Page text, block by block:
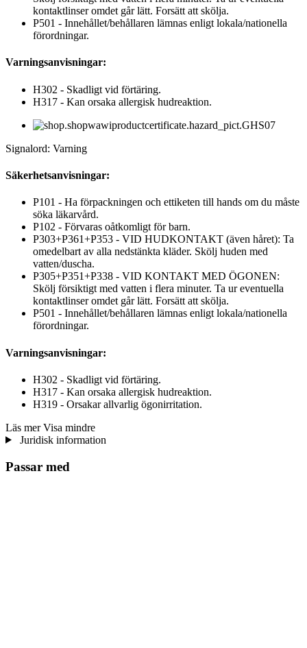
kontaktlinser omdet går lätt. Forsätt att skölja.
P501 - Innehållet/behållaren lämnas enligt lokala/nationella
förordningar.
Varningsanvisningar:
H302 - Skadligt vid förtäring.
H317 - Kan orsaka allergisk hudreaktion.
Signalord: Varning
Säkerhetsanvisningar:
P101 - Ha förpackningen och ettiketen till hands om du måste
söka läkarvård.
P102 - Förvaras oåtkomligt för barn.
P303+P361+P353 - VID HUDKONTAKT (även håret): Ta
omedelbart av alla nedstänkta kläder. Skölj huden med
vatten/duscha.
P305+P351+P338 - VID KONTAKT MED ÖGONEN:
Skölj försiktigt med vatten i flera minuter. Ta ur eventuella
kontaktlinser omdet går lätt. Forsätt att skölja.
P501 - Innehållet/behållaren lämnas enligt lokala/nationella
förordningar.
Varningsanvisningar:
H302 - Skadligt vid förtäring.
H317 - Kan orsaka allergisk hudreaktion.
H319 - Orsakar allvarlig ögonirritation.
Läs mer Visa mindre
Juridisk information
Passar med